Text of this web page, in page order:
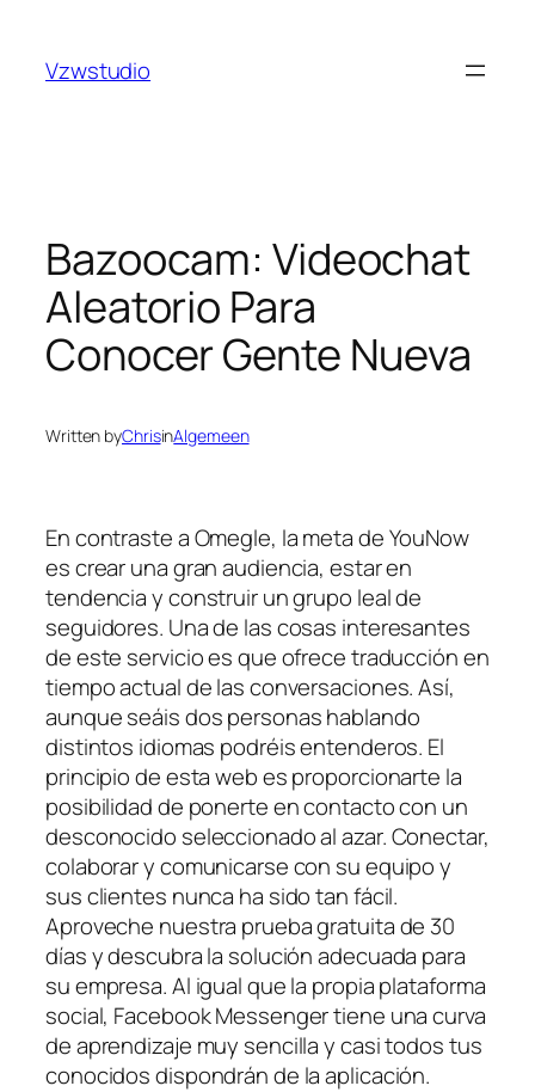
content
Vzwstudio
Bazoocam: Videochat
Aleatorio Para
Conocer Gente Nueva
Written byChrisinAlgemeen
En contraste a Omegle, la meta de YouNow
es crear una gran audiencia, estar en
tendencia y construir un grupo leal de
seguidores. Una de las cosas interesantes
de este servicio es que ofrece traducción en
tiempo actual de las conversaciones. Así,
aunque seáis dos personas hablando
distintos idiomas podréis entenderos. El
principio de esta web es proporcionarte la
posibilidad de ponerte en contacto con un
desconocido seleccionado al azar. Conectar,
colaborar y comunicarse con su equipo y
sus clientes nunca ha sido tan fácil.
Aproveche nuestra prueba gratuita de 30
días y descubra la solución adecuada para
su empresa. Al igual que la propia plataforma
social, Facebook Messenger tiene una curva
de aprendizaje muy sencilla y casi todos tus
conocidos dispondrán de la aplicación.